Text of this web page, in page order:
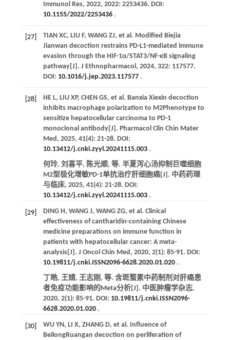
Immunol Res, 2022, 2022: 2253436. DOI:
10.1155/2022/2253436.
[27] TIAN XC, LIU F, WANG ZJ, et al. Modified Biejia
Jianwan decoction restrains PD-L1-mediated immune
evasion through the HIF-1α/STAT3/NF-κB signaling
pathway[J]. J Ethnopharmacol, 2024, 322: 117577.
DOI: 10.1016/j.jep.2023.117577.
[28] HE L, LIU XP, CHEN GS, et al. Banxia Xiexin decoction
inhibits macrophage polarization to M2Phenotype to
sensitize hepatocellular carcinoma to PD-1
monoclonal antibody[J]. Pharmacol Clin Chin Mater
Med, 2025, 41(4): 21-28. DOI:
10.13412/j.cnki.zyyl.20241115.003.
何玲, 刘喜平, 陈光顺, 等. 半夏泻心汤抑制巨噬细胞
M2型极化增敏PD-1单抗治疗肝细胞癌[J]. 中药药理
与临床, 2025, 41(4): 21-28. DOI:
10.13412/j.cnki.zyyl.20241115.003.
[29] DING H, WANG J, WANG ZG, et al. Clinical
effectiveness of cantharidin-containing Chinese
medicine preparations on immune function in
patients with hepatocellular cancer: A meta-
analysis[J]. J Oncol Chin Med, 2020, 2(1): 85-91. DOI:
10.19811/j.cnki.ISSN2096-6628.2020.01.020.
丁皓, 王婧, 王志刚, 等. 含斑蝥素中药制剂对肝癌患
者免疫功能影响的Meta分析[J]. 中医肿瘤学杂志,
2020, 2(1): 85-91. DOI: 10.19811/j.cnki.ISSN2096-
6628.2020.01.020.
[30] WU YN, LI X, ZHANG D, et al. Influence of
BeilongRuangan decoction on perliferation of